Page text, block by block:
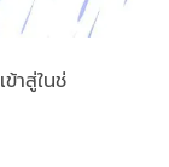
าสู่ในช่